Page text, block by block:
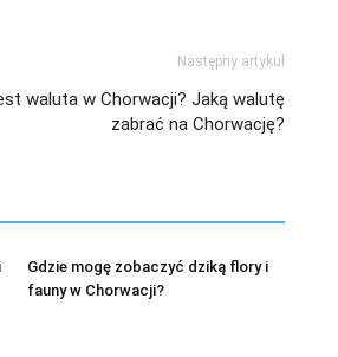
Następny artykuł
waluta w Chorwacji? Jaką walutę
zabrać na Chorwację?
Gdzie mogę zobaczyć dziką flory i
fauny w Chorwacji?